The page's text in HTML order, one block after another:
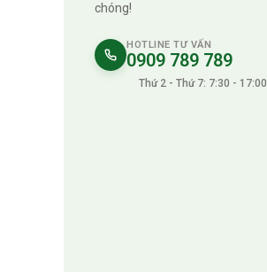
chóng!
HOTLINE TƯ VẤN
0909 789 789
Thứ 2 - Thứ 7: 7:30 - 17:00